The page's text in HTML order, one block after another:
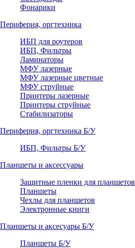
Фонарики
Периферия, оргтехника
ИБП для роутеров
ИБП, Фильтры
Ламинаторы
МФУ лазерные
МФУ лазерные цветные
МФУ струйные
Принтеры лазерные
Принтеры струйные
Стабилизаторы
Периферия, оргтехника Б/У
ИБП, Фильтры Б/У
Планшеты и аксессуары
Защитные пленки для планшетов
Планшеты
Чехлы для планшетов
Электронные книги
Планшеты и аксесуары Б/У
Планшеты Б/У